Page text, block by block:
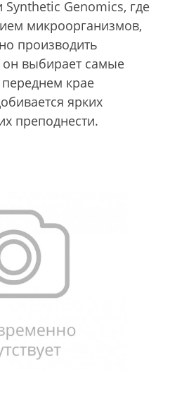
Synthetic Genomics, где
микроорганизмов,
производить
выбирает самые
крае
ярких
преподнести.